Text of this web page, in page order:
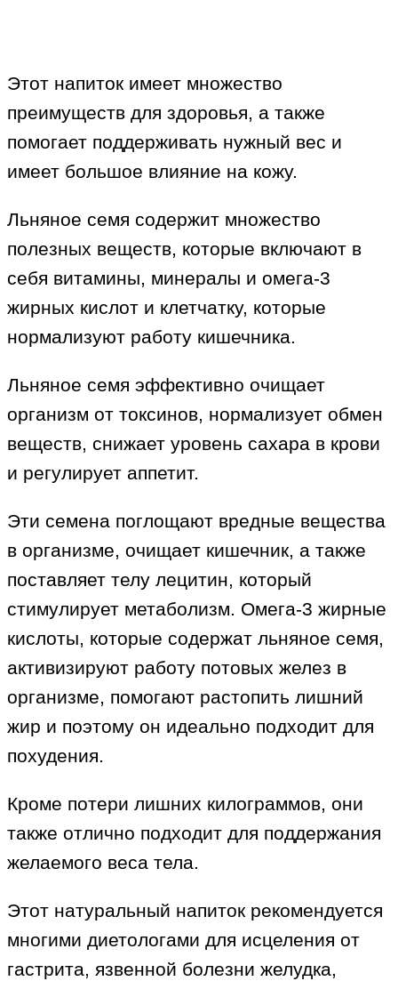
Этот напиток имеет множество
преимуществ для здоровья, а также
помогает поддерживать нужный вес и
имеет большое влияние на кожу.
Льняное семя содержит множество
полезных веществ, которые включают в
себя витамины, минералы и омега-3
жирных кислот и клетчатку, которые
нормализуют работу кишечника.
Льняное семя эффективно очищает
организм от токсинов, нормализует обмен
веществ, снижает уровень сахара в крови
и регулирует аппетит.
Эти семена поглощают вредные вещества
в организме, очищает кишечник, а также
поставляет телу лецитин, который
стимулирует метаболизм. Омега-3 жирные
кислоты, которые содержат льняное семя,
активизируют работу потовых желез в
организме, помогают растопить лишний
жир и поэтому он идеально подходит для
похудения.
Кроме потери лишних килограммов, они
также отлично подходит для поддержания
желаемого веса тела.
Этот натуральный напиток рекомендуется
многими диетологами для исцеления от
гастрита, язвенной болезни желудка,